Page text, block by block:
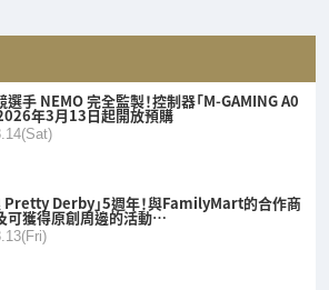
選手 NEMO 完全監製！控制器「M-GAMING A0
年3月13日起開放預購
Pretty Derby」5週年！與FamilyMart的合作商
可獲得原創周邊的活動…